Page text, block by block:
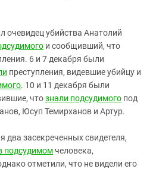
очевидец убийства Анатолий
и сообщивший, что
6 и 7 декабря были
преступления, видевшие убийцу и
. 10 и 11 декабря были
чтознали подсудимого под
Юсуп Темирханов и Артур.
два засекреченных свидетеля,
подсудимомчеловека,
отметили, что не видели его